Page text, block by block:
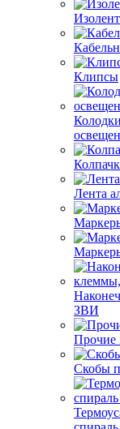
Клипсы
Лента
ЗВИ
Прочие
Скобы